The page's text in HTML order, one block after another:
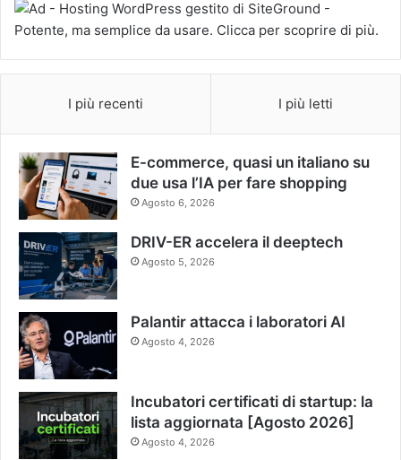
I più recenti I più letti
E-commerce, quasi un italiano su
due usa l’IA per fare shopping
Agosto 6, 2026
DRIV-ER accelera il deeptech
Agosto 5, 2026
Palantir attacca i laboratori AI
Agosto 4, 2026
Incubatori certificati di startup: la
lista aggiornata [Agosto 2026]
Agosto 4, 2026